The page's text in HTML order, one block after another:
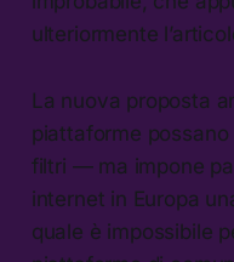
ulteriormente
La nuova proposta
piattaforme possano
filtri — ma impone
internet in Europa
quale è impossibile